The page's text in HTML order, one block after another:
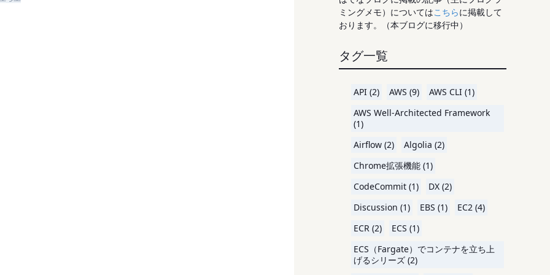
ミングメモ）についてはこちらに掲載して
おります。（本ブログに移行中）
タグ一覧
API (2) AWS (9)
AWS CLI (1)
AWS Well-Architected Framework
(1)
Airflow (2)
Algolia (2)
Chrome拡張機能 (1)
CodeCommit (1)
DX (2)
Discussion (1)
EBS (1)
EC2 (4)
ECR (2)
ECS (1)
ECS（Fargate）でコンテナを立ち上
げるシリーズ (2)